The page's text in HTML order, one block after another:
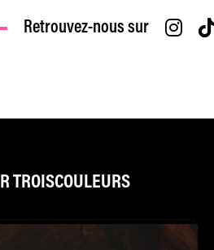
Retrouvez-nous sur
TROISCOULEURS